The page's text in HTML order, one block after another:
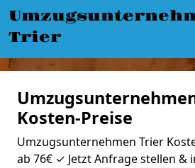
Trier
Kosten-Preise
Umzugsunternehmen Trier
ab 76€ ✓ Jetzt Anfrage stellen &